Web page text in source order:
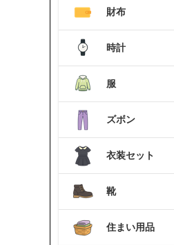
財布
時計
服
ズボン
衣装セット
靴
住まい用品